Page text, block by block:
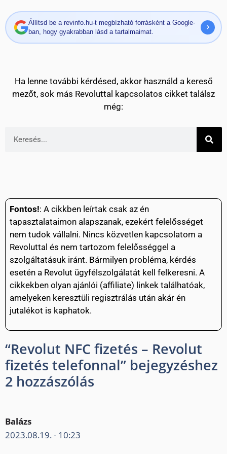
Állítsd be a revinfo.hu-t megbízható forrásként a Google-
ban, hogy gyakrabban lásd a tartalmaimat.
Ha lenne további kérdésed, akkor használd a kereső
mezőt, sok más Revoluttal kapcsolatos cikket találsz
még:
Fontos!: A cikkben leírtak csak az én
tapasztalataimon alapszanak, ezekért felelősséget
nem tudok vállalni. Nincs közvetlen kapcsolatom a
Revoluttal és nem tartozom felelősséggel a
szolgáltatásuk iránt. Bármilyen probléma, kérdés
esetén a Revolut ügyfélszolgálatát kell felkeresni. A
cikkekben olyan ajánlói (affiliate) linkek találhatóak,
amelyeken keresztüli regisztrálás után akár én
jutalékot is kaphatok.
“Revolut NFC fizetés – Revolut
fizetés telefonnal” bejegyzéshez
2 hozzászólás
Balázs
2023.08.19. - 10:23